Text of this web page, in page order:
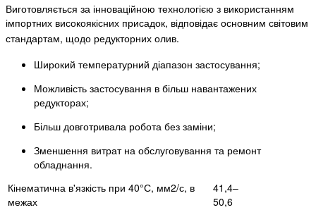
Виготовляється за інноваційною технологією з використанням
імпортних високоякісних присадок, відповідає основним світовим
стандартам, щодо редукторних олив.
Широкий температурний діапазон застосування;
Можливість застосування в більш навантажених
редукторах;
Більш довготривала робота без заміни;
Зменшення витрат на обслуговування та ремонт
обладнання.
Кінематична в'язкість при 40°С, мм2/с, в
межах
41,4–
50,6